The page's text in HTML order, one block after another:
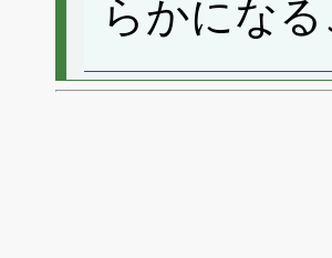
らかにな